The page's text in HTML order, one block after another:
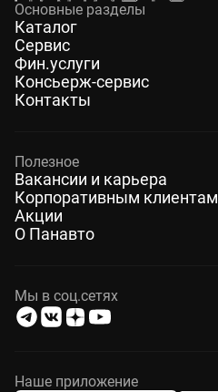
Основные разделы
Каталог
Сервис
Фин.услуги
Консьерж-сервис
Контакты
Полезное
Вакансии и карьера
Корпоративным клиентам
Акции
О Панавто
Мы в соц.сетях
Наше приложение